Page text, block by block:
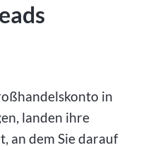
in
landen ihre
an dem Sie darauf